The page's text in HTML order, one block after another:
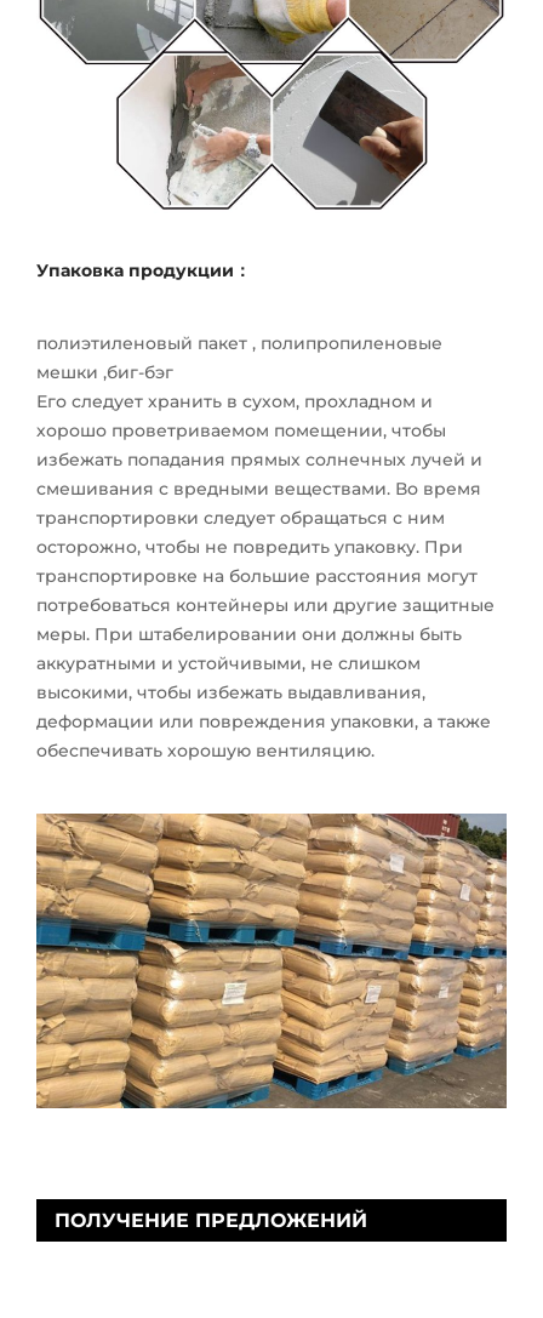
Упаковка продукции：
полиэтиленовый пакет , полипропиленовые
мешки ,биг-бэг
Его следует хранить в сухом, прохладном и
хорошо проветриваемом помещении, чтобы
избежать попадания прямых солнечных лучей и
смешивания с вредными веществами. Во время
транспортировки следует обращаться с ним
осторожно, чтобы не повредить упаковку. При
транспортировке на большие расстояния могут
потребоваться контейнеры или другие защитные
меры. При штабелировании они должны быть
аккуратными и устойчивыми, не слишком
высокими, чтобы избежать выдавливания,
деформации или повреждения упаковки, а также
обеспечивать хорошую вентиляцию.
ПОЛУЧЕНИЕ ПРЕДЛОЖЕНИЙ